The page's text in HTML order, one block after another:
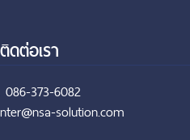
ติดต่อเรา
086-373-6082
solution.com